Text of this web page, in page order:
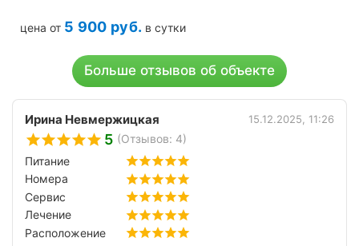
цена от 5 900 руб. в сутки
Больше отзывов об объекте
Ирина Невмержицкая 15.12.2025, 11:26
5 (Отзывов: 4)
Питание
Номера
Сервис
Лечение
Расположение